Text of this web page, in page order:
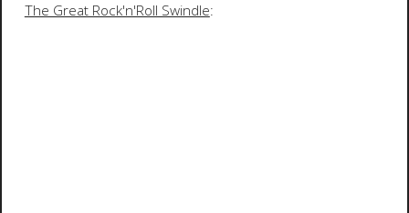
The Great Rock'n'Roll Swindle: